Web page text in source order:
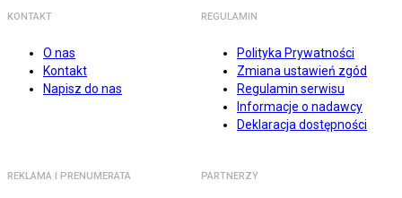
KONTAKT
O nas
Kontakt
Napisz do nas
REGULAMIN
Polityka Prywatności
Zmiana ustawień zgód
Regulamin serwisu
Informacje o nadawcy
Deklaracja dostępności
REKLAMA I PRENUMERATA PARTNERZY